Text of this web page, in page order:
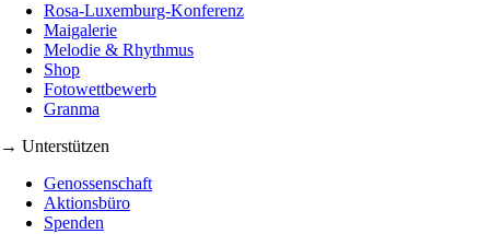
Rosa-Luxemburg-Konferenz
Maigalerie
Melodie & Rhythmus
Shop
Fotowettbewerb
Granma
→ Unterstützen
Genossenschaft
Aktionsbüro
Spenden